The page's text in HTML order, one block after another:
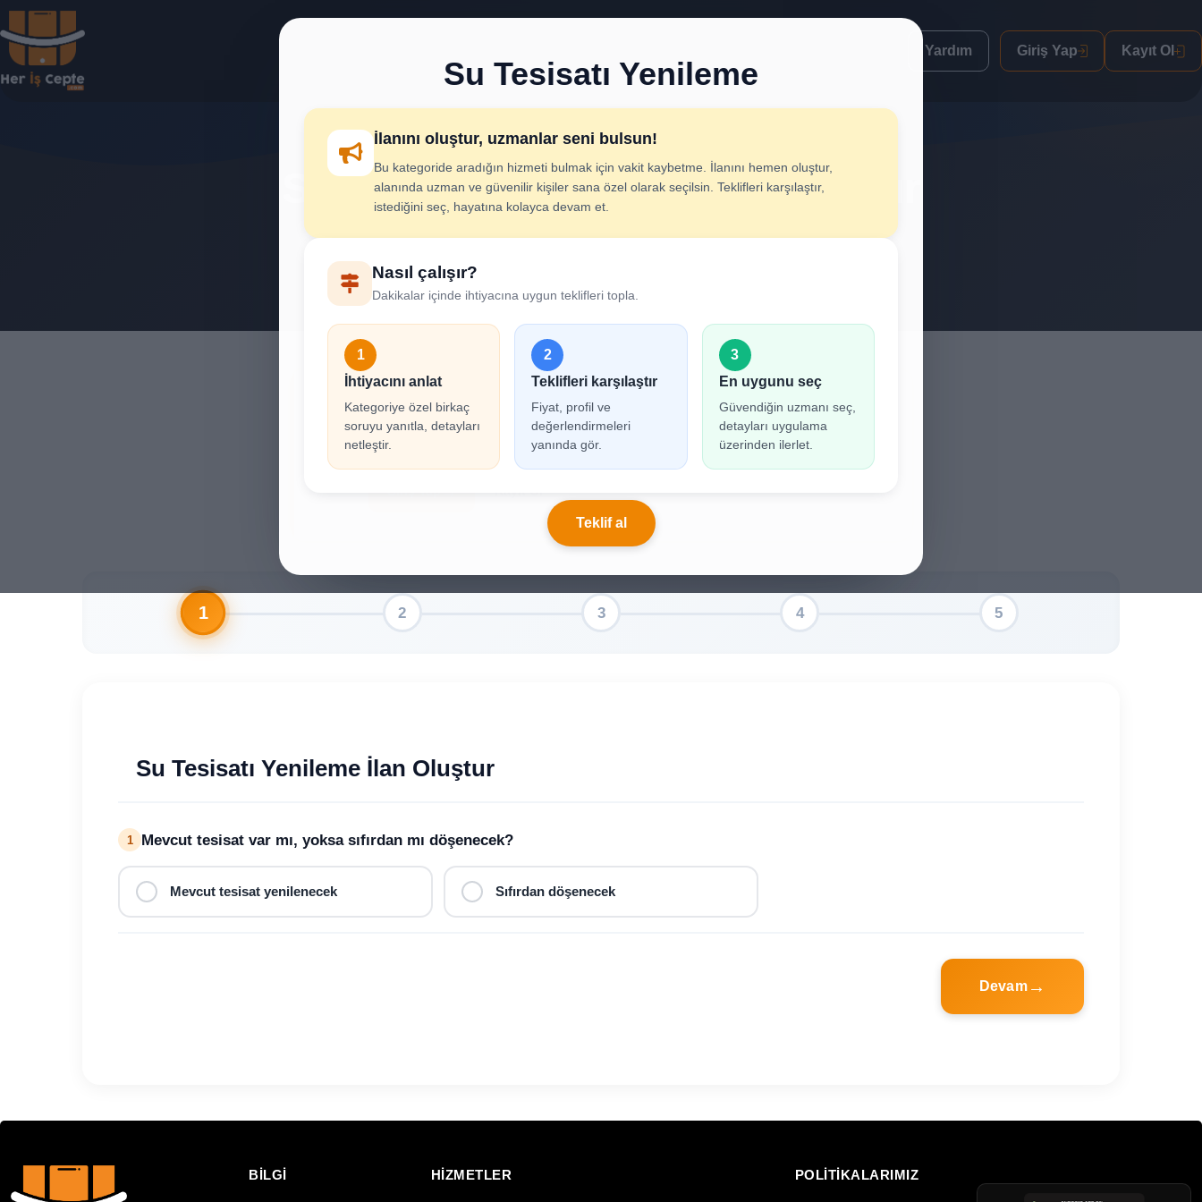
Yardım Giriş Yap Kayıt Ol
Su Tesisatı Yenileme
İlanını oluştur, uzmanlar seni bulsun!
Bu kategoride aradığın hizmeti bulmak için vakit kaybetme. İlanını hemen oluştur,
alanında uzman ve güvenilir kişiler sana özel olarak seçilsin. Teklifleri karşılaştır,
istediğini seç, hayatına kolayca devam et.
Nasıl çalışır?
Dakikalar içinde ihtiyacına uygun teklifleri topla.
1
İhtiyacını anlat
Kategoriye özel birkaç
soruyu yanıtla, detayları
netleştir.
2
Teklifleri karşılaştır
Fiyat, profil ve
değerlendirmeleri
yanında gör.
3
En uygunu seç
Güvendiğin uzmanı seç,
detayları uygulama
üzerinden ilerlet.
Teklif al
Su Tesisatı Yenileme İlan Oluştur
İhtiyacını adım adım belirt; uygun hizmet verenlerden hızlıca teklif al.
! İlan oluşturabilmek için giriş yapmanız gerekmektedir.
Hesabınız yoksa birkaç adımda kolayca kayıt olabilirsiniz.
Su Tesisatı Yenileme İlan Oluştur
1 Mevcut tesisat var mı, yoksa sıfırdan mı döşenecek?
Mevcut tesisat yenilenecek Sıfırdan döşenecek
Devam
BİLGİ HİZMETLER POLİTİKALARIMIZ